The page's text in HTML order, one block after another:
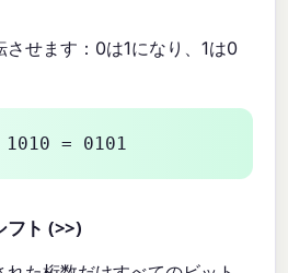
せます：0は1になり、1は0
1010 = 0101
フト (>>)